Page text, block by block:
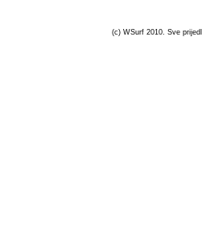
(c) WSurf 2010. Sve